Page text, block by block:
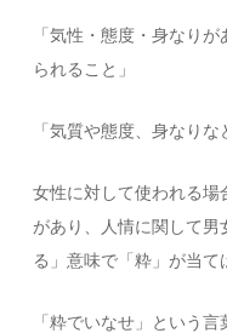
「気性・態度・身なり
られること」
「気質や態度、身なり
女性に対して使われる場
があり、人情に関して
る」意味で「粋」が当て
「粋でいなせ」という言